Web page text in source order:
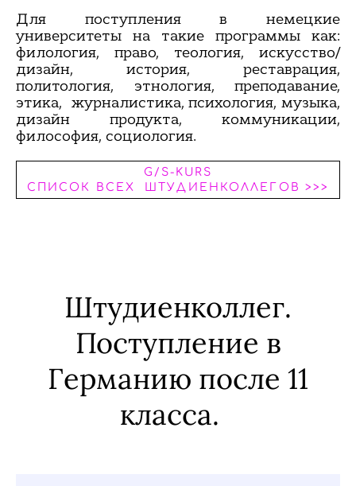
Для поступления в немецкие
университеты на такие программы как:
филология, право, теология, искусство/
дизайн, история, реставрация,
политология, этнология, преподавание,
этика, журналистика, психология, музыка,
дизайн продукта, коммуникации,
философия, социология.
G/S-KURS
СПИСОК ВСЕХ ШТУДИЕНКОЛЛЕГОВ >>>
Штудиенколлег.
Поступление в
Германию после 11
класса.